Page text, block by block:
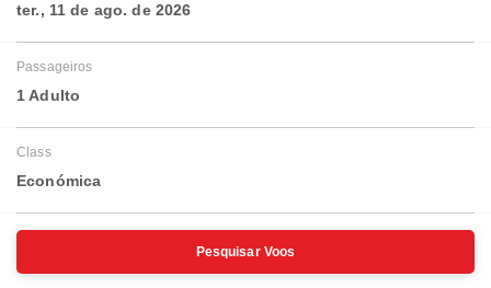
ter., 11 de ago. de 2026
Passageiros
1 Adulto
Class
Económica
Pesquisar Voos